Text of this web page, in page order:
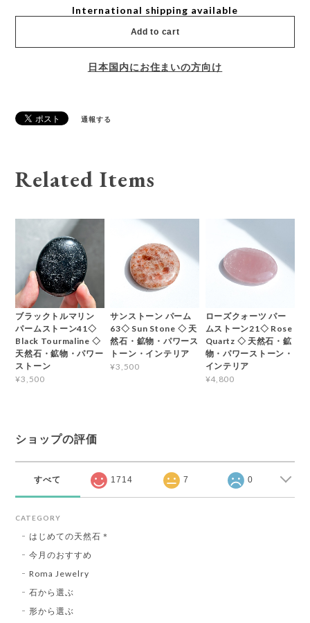
International shipping available
Add to cart
日本国内にお住まいの方向け
通報する
Related Items
ブラックトルマリン
パームストーン41◇
Black Tourmaline ◇
天然石・鉱物・パワー
ストーン
¥3,500
サンストーン パーム
63◇ Sun Stone ◇ 天
然石・鉱物・パワース
トーン・インテリア
¥3,500
ローズクォーツ パー
ムストーン21◇ Rose
Quartz ◇ 天然石・鉱
物・パワーストーン・
インテリア
¥4,800
ショップの評価
すべて 1714 7 0
CATEGORY
はじめての天然石＊
今月のおすすめ
Roma Jewelry
石から選ぶ
形から選ぶ